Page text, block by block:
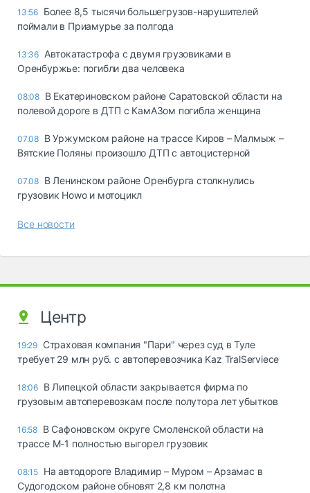
13:56 Более 8,5 тысячи большегрузов-нарушителей
поймали в Приамурье за полгода
13:36 Автокатастрофа с двумя грузовиками в
Оренбуржье: погибли два человека
08:08 В Екатериновском районе Саратовской области на
полевой дороге в ДТП с КамАЗом погибла женщина
07.08 В Уржумском районе на трассе Киров – Малмыж –
Вятские Поляны произошло ДТП с автоцистерной
07.08 В Ленинском районе Оренбурга столкнулись
грузовик Howo и мотоцикл
Все новости
Центр
19:29 Страховая компания "Пари" через суд в Туле
требует 29 млн руб. с автоперевозчика Kaz TralServiece
18:06 В Липецкой области закрывается фирма по
грузовым автоперевозкам после полутора лет убытков
16:58 В Сафоновском округе Смоленской области на
трассе М-1 полностью выгорел грузовик
08:15 На автодороге Владимир – Муром – Арзамас в
Судогодском районе обновят 2,8 км полотна